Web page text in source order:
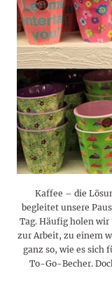
Kaffee – die
begleitet unsere
Tag. Häufig holen wir
zur Arbeit, zu einem
ganz so, wie es sich
To-Go-Becher.